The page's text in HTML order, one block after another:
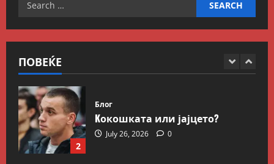
ПОВЕЌЕ
Заливот и Израел како
2
Блог
Kокошката или јајцето?
July 26, 2026 0